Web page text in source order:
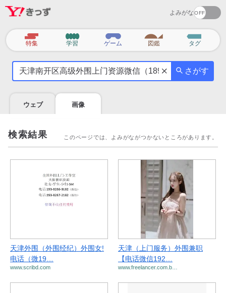
よみがな
カ
テ
特集 学習 ゲーム 図鑑 タグ
気
を
調
べ
よ
さがす
ウェブ 画像
検索結果 このページでは、よみがながつかないところがあります。
天津外围（外围经纪）外围女!
电话（微19…
www.scribd.com
天津（上门服务）外围兼职
【电话微信192…
www.freelancer.com.b…